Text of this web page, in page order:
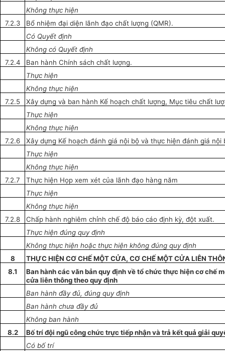
Không thực hiện
7.2.3
Bổ nhiệm đại diện lãnh đạo chất lượng (QMR).
Có Quyết định
Không có Quyết định
7.2.4
Ban hành Chính sách chất lượng.
Thực hiện
Không thực hiện
7.2.5
Xây dựng và ban hành Kế hoạch chất lượng, Mục tiêu chất
Thực hiện
Không thực hiện
7.2.6
Xây dựng Kế hoạch đánh giá nội bộ và thực hiện đánh giá nội
Thực hiện
Không thực hiện
7.2.7
Thực hiện Họp xem xét của lãnh đạo hàng năm
Thực hiện
Không thực hiện
7.2.8
Chấp hành nghiêm chỉnh chế độ báo cáo định kỳ, đột xuất.
Thực hiện đúng quy định
Không thực hiện hoặc thực hiện không đúng quy định
8
THỰC HIỆN CƠ CHẾ MỘT CỬA, CƠ CHẾ MỘT CỬA LIÊN
8.1
Ban hành các văn bản quy định vềtổchức thực hiệncơchế
cửa liên thông theo quy định
Ban hành đầy đủ, đúng quy định
Ban hành chưa đầy đủ
Không ban hành
8.2
Bố trí đội ngũ công chức trực tiếp nhận và trả kết quả giải
Có bố trí